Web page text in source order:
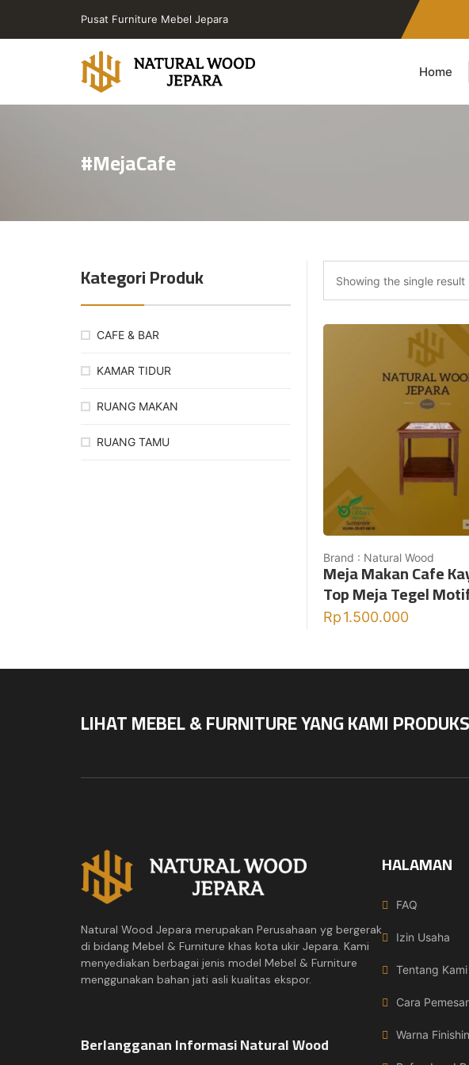
Pusat Furniture Mebel Jepara
Toko
Jepara
PT
Jepara
Home
#MejaCafe
Kategori Produk
CAFE & BAR
KAMAR TIDUR
RUANG MAKAN
RUANG TAMU
Showing the single result
Brand : Natural Wood
Meja Makan Cafe
Top Meja Tegel
Rp1.500.000
LIHAT MEBEL & FURNITURE YANG KAMI
Natural Wood Jepara merupakan Perusahaan yg bergerak
di bidang Mebel & Furniture khas kota ukir Jepara. Kami
menyediakan berbagai jenis model Mebel & Furniture
menggunakan bahan jati asli kualitas ekspor.
Berlangganan Informasi Natural Wood
HALAMAN
FAQ
Izin Usaha
Tentang Kami
Cara
Warna